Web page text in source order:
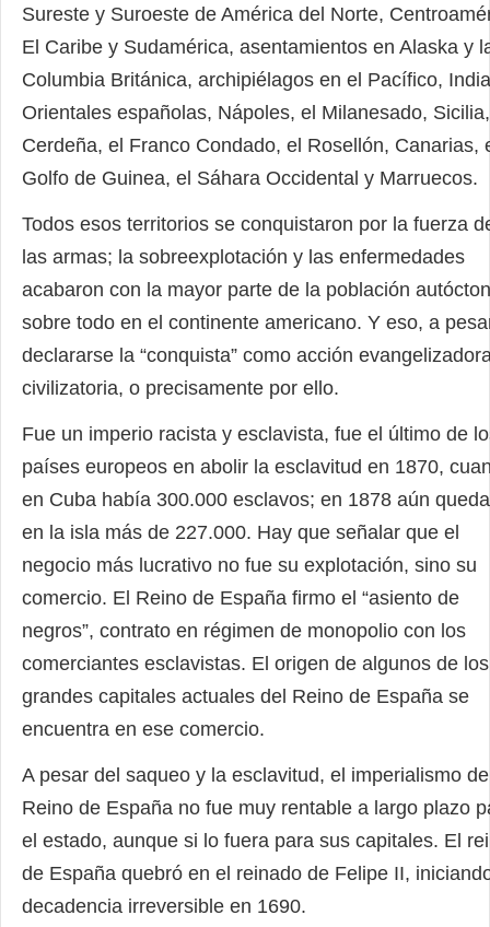
Sureste y Suroeste de América del Norte,
El Caribe y Sudamérica, asentamientos en Alaska y
Columbia Británica, archipiélagos en el Pacífico,
Orientales españolas, Nápoles, el Milanesado, Sicilia,
Cerdeña, el Franco Condado, el Rosellón, Canarias,
Golfo de Guinea, el Sáhara Occidental y Marruecos.
Todos esos territorios se conquistaron por la fuerza
las armas; la sobreexplotación y las enfermedades
acabaron con la mayor parte de la población
sobre todo en el continente americano. Y eso, a
declararse la “conquista” como acción
civilizatoria, o precisamente por ello.
Fue un imperio racista y esclavista, fue el último de
países europeos en abolir la esclavitud en 1870,
en Cuba había 300.000 esclavos; en 1878 aún
en la isla más de 227.000. Hay que señalar que el
negocio más lucrativo no fue su explotación, sino su
comercio. El Reino de España firmo el “asiento de
negros”, contrato en régimen de monopolio con los
comerciantes esclavistas. El origen de algunos de los
grandes capitales actuales del Reino de España se
encuentra en ese comercio.
A pesar del saqueo y la esclavitud, el imperialismo
Reino de España no fue muy rentable a largo plazo
el estado, aunque si lo fuera para sus capitales. El
de España quebró en el reinado de Felipe II,
decadencia irreversible en 1690.